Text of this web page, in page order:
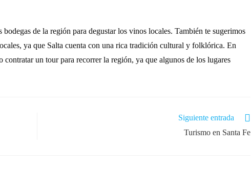
de la región para degustar los vinos locales. También te sugerimos
ya que Salta cuenta con una rica tradición cultural y folklórica. En
un tour para recorrer la región, ya que algunos de los lugares
Siguiente entrada
Turismo en Santa Fe